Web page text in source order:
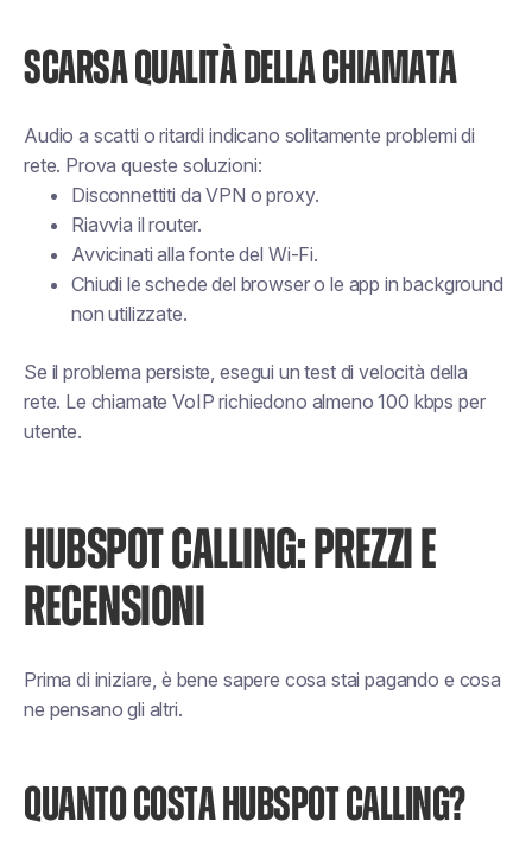
SCARSA QUALITÀ DELLA CHIAMATA
Audio a scatti o ritardi indicano solitamente problemi di
rete. Prova queste soluzioni:
Disconnettiti da VPN o proxy.
Riavvia il router.
Avvicinati alla fonte del Wi-Fi.
Chiudi le schede del browser o le app in background
non utilizzate.
Se il problema persiste, esegui un test di velocità della
rete. Le chiamate VoIP richiedono almeno 100 kbps per
utente.
HUBSPOT CALLING: PREZZI E
RECENSIONI
Prima di iniziare, è bene sapere cosa stai pagando e cosa
ne pensano gli altri.
QUANTO COSTA HUBSPOT CALLING?